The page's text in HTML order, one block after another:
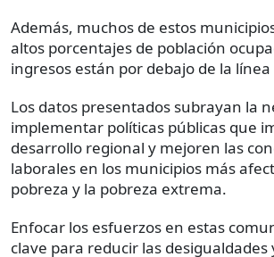
Además, muchos de estos
altos porcentajes de población
ingresos están por debajo de la
Los datos presentados subrayan la
implementar políticas públicas que
desarrollo regional y mejoren las
laborales en los municipios más
pobreza y la pobreza extrema.
Enfocar los esfuerzos en estas
clave para reducir las